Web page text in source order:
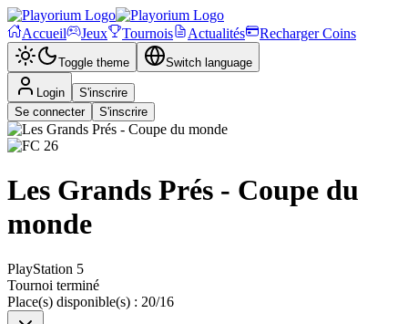
Accueil Jeux Tournois Actualités Recharger Coins
Toggle theme Switch language
Login
S'inscrire
Se connecter
S'inscrire
Les Grands Prés - Coupe du
monde
PlayStation 5
Tournoi terminé
Place(s) disponible(s) : 20/16